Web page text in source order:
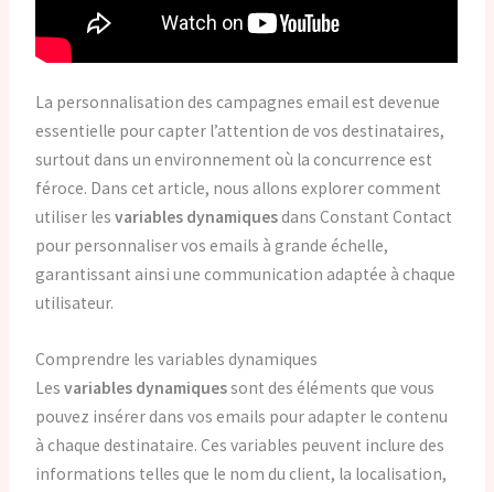
La personnalisation des campagnes email est devenue
essentielle pour capter l’attention de vos destinataires,
surtout dans un environnement où la concurrence est
féroce. Dans cet article, nous allons explorer comment
utiliser lesvariables dynamiquesdans Constant Contact
pour personnaliser vos emails à grande échelle,
garantissant ainsi une communication adaptée à chaque
utilisateur.
Comprendre les variables dynamiques
Lesvariables dynamiquessont des éléments que vous
pouvez insérer dans vos emails pour adapter le contenu
à chaque destinataire. Ces variables peuvent inclure des
informations telles que le nom du client, la localisation,